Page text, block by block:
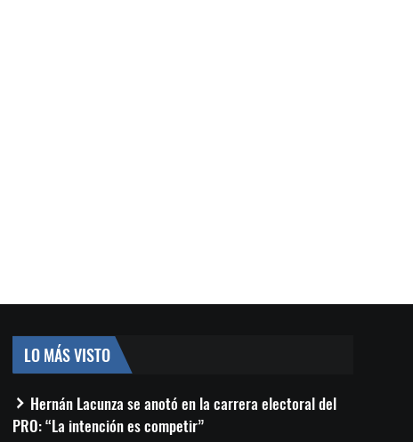
LO MÁS VISTO
Hernán Lacunza se anotó en la carrera electoral del
PRO: “La intención es competir”